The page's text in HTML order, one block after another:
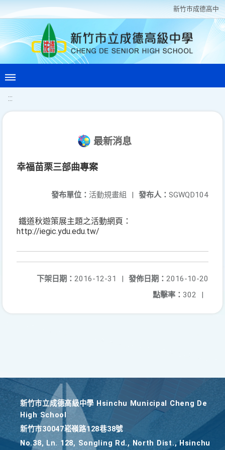
新竹巿成德高中
:::
最新消息
幸福苗栗三部曲專案
發布人： SGWQD104
發布單位： 活動規畫組 |
鐵道秋遊策展主題之活動網頁：
http://iegic.ydu.edu.tw/
發佈日期： 2016-10-20
下架日期： 2016-12-31
|
點擊率： 302 |
新竹巿立成德高級中學 Hsinchu Municipal Cheng De
High School
新竹巿30047崧嶺路128巷38號
No.38, Ln. 128, Songling Rd., North Dist., Hsinchu